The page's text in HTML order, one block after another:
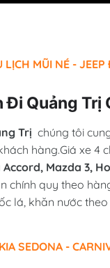
LỊCH MŨI NÉ -
Đi Quảng
Trị chúng tôi
hàng.Giá xe
Mazda 3,
chính quy theo
lá, khăn nước
SEDONA -